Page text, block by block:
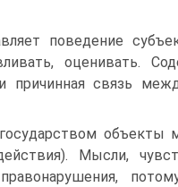
поведение
оценивать.
при­чинная связь
объекты
Мысли,